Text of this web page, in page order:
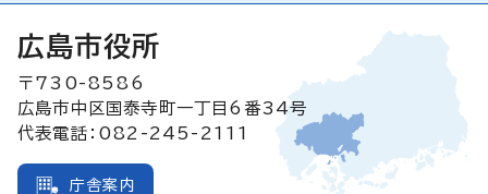
広島市役所
〒730-8586
広島市中区国泰寺町一丁目6番34号
代表電話：082-245-2111
庁舎案内